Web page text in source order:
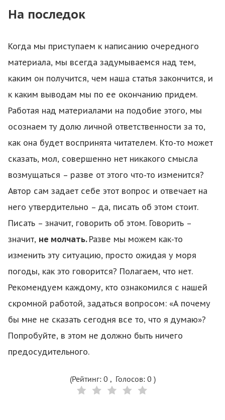
На последок
Когда мы приступаем к написанию очередного
материала, мы всегда задумываемся над тем,
каким он получится, чем наша статья закончится, и
к каким выводам мы по ее окончанию придем.
Работая над материалами на подобие этого, мы
осознаем ту долю личной ответственности за то,
как она будет воспринята читателем. Кто-то может
сказать, мол, совершенно нет никакого смысла
возмущаться – разве от этого что-то изменится?
Автор сам задает себе этот вопрос и отвечает на
него утвердительно – да, писать об этом стоит.
Писать – значит, говорить об этом. Говорить –
значит, не молчать. Разве мы можем как-то
изменить эту ситуацию, просто ожидая у моря
погоды, как это говорится? Полагаем, что нет.
Рекомендуем каждому, кто ознакомился с нашей
скромной работой, задаться вопросом: «А почему
бы мне не сказать сегодня все то, что я думаю»?
Попробуйте, в этом не должно быть ничего
предосудительного.
(Рейтинг: 0 , Голосов: 0 )